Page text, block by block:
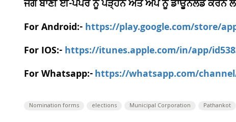
ਜਗ ਬਾਣੀ ਈ-ਪੇਪਰ ਨੂੰ ਪੜ੍ਹਨ ਅਤੇ ਐਪ ਨੂੰ ਡਾਊਨਲੋਡ ਕਰਨ
For Android:-https://play.google.com/store/
For IOS:-https://itunes.apple.com/in/app/
For Whatsapp:-https://whatsapp.com/
Nomination forms elections Municipal Corporation Pathankot